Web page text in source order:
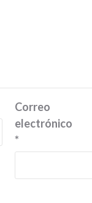
Correo
electrónico
*